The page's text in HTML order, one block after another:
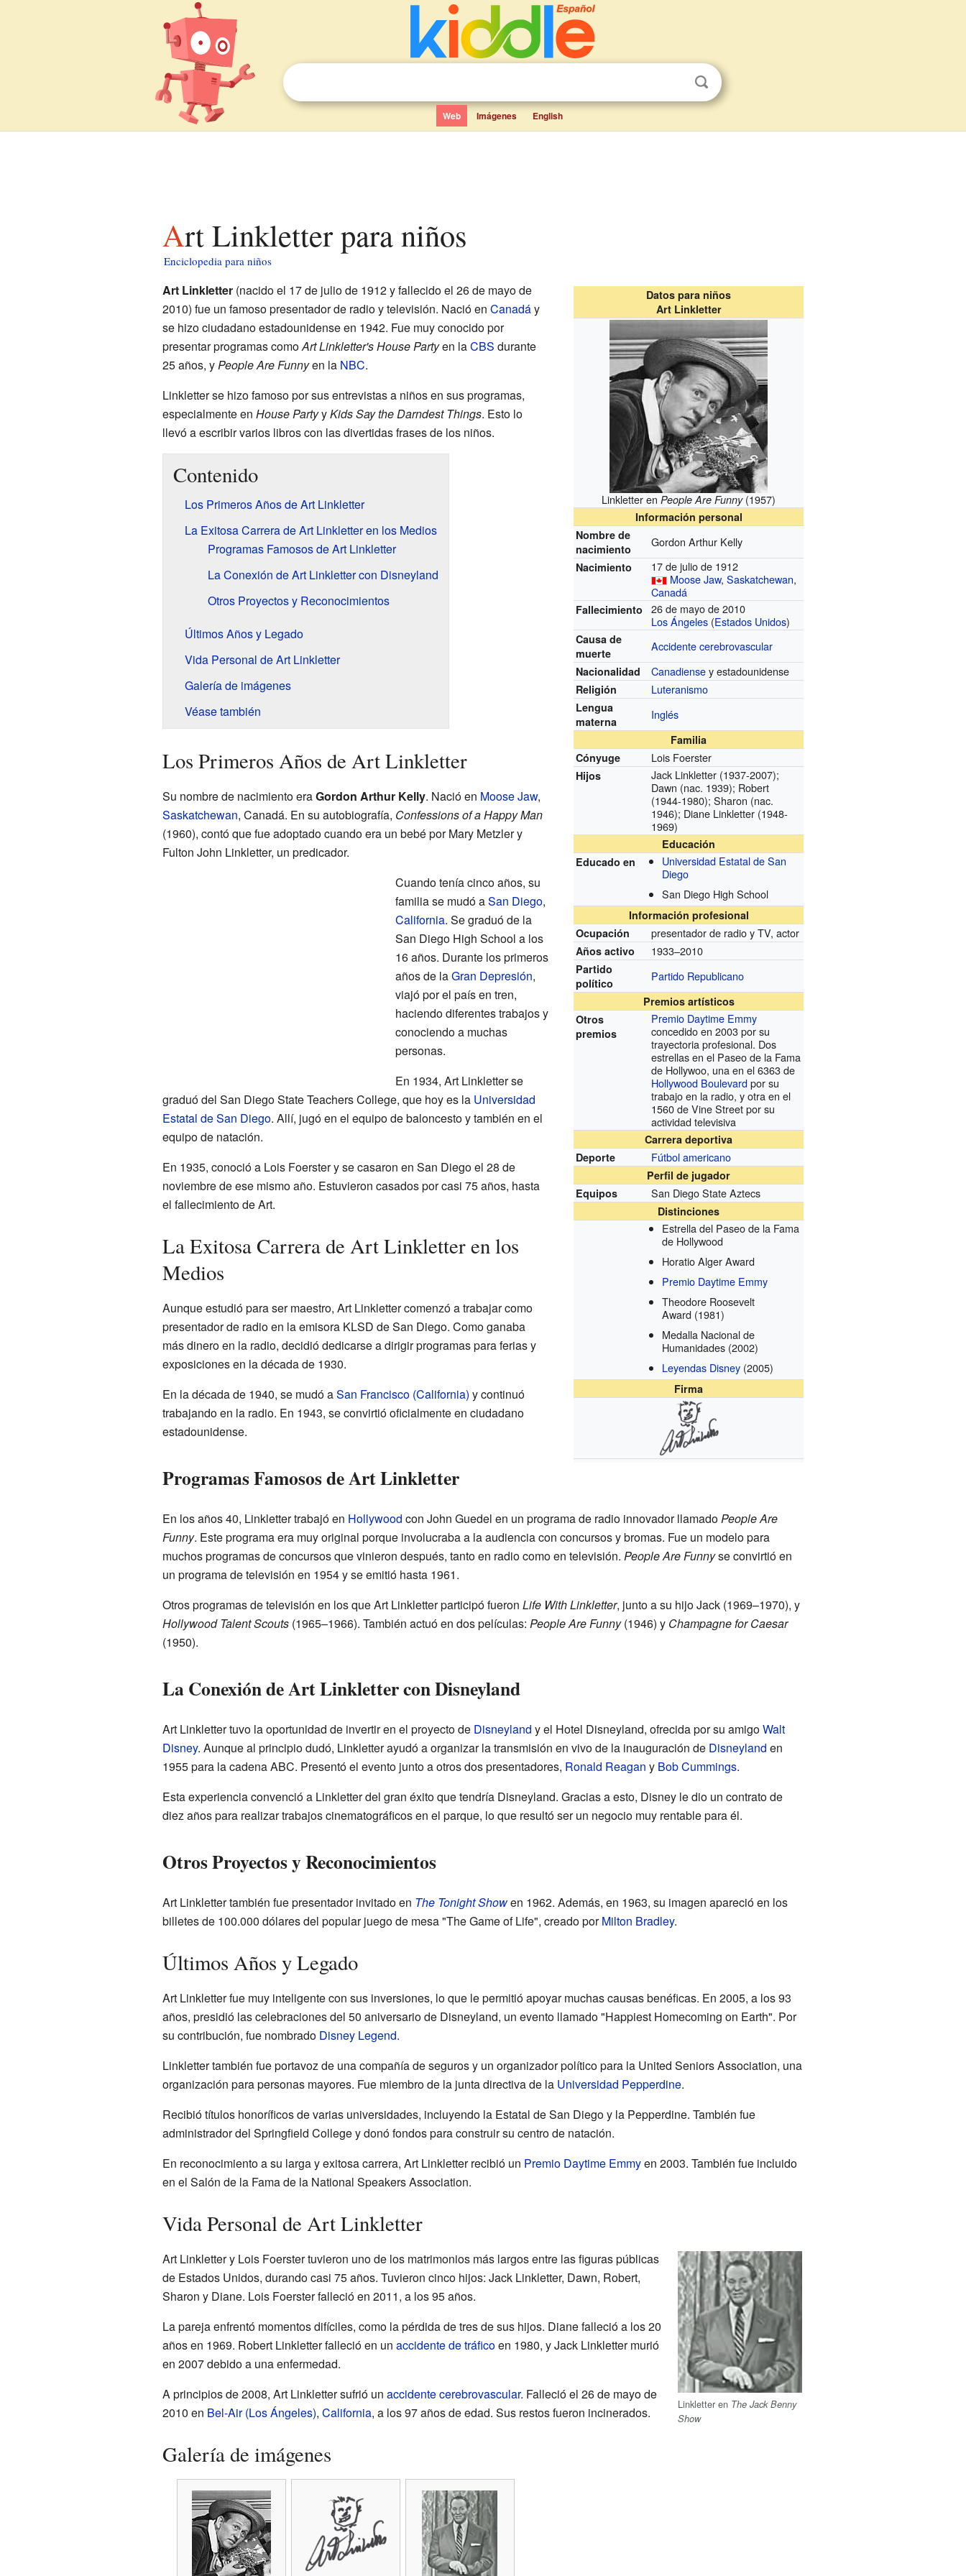
Web Imágenes English
Art Linkletter para niños
Enciclopedia para niños
Datos para niños
Art Linkletter
Linkletter enPeople Are Funny(1957)
Información personal
Nombre de
nacimiento
Gordon Arthur Kelly
Nacimiento
17 de julio de 1912
Moose Jaw,Saskatchewan,
Canadá
Fallecimiento
26 de mayo de 2010
Los Ángeles (Estados Unidos)
Causa de
muerte
Accidente cerebrovascular
Nacionalidad Canadiensey estadounidense
Religión Luteranismo
Lengua
materna
Inglés
Familia
Cónyuge
Lois Foerster
Hijos
Jack Linkletter (1937-2007);
Dawn (nac. 1939); Robert
(1944-1980); Sharon (nac.
1946); Diane Linkletter (1948-
1969)
Educación
Educado en
Universidad Estatal de San
Diego
San Diego High School
Información profesional
Ocupación
presentador de radio y TV, actor
Años activo 1933–2010
Partido
político
Partido Republicano
Premios artísticos
Otros
premios
Premio Daytime Emmy
concedido en 2003 por su
trayectoria profesional. Dos
estrellas en el Paseo de la Fama
de Hollywoo, una en el 6363 de
Hollywood Boulevardpor su
trabajo en la radio, y otra en el
1560 de Vine Street por su
actividad televisiva
Carrera deportiva
Deporte
Fútbol americano
Perfil de jugador
Equipos
San Diego State Aztecs
Distinciones
Estrella del Paseo de la Fama
de Hollywood
Horatio Alger Award
Premio Daytime Emmy
Theodore Roosevelt
Award (1981)
Medalla Nacional de
Humanidades (2002)
Leyendas Disney (2005)
Firma
Art Linkletter(nacido el 17 de julio de 1912 y fallecido el 26 de mayo de
2010) fue un famoso presentador de radio y televisión. Nació en Canadáy
se hizo ciudadano estadounidense en 1942. Fue muy conocido por
presentar programas comoArt Linkletter's House Partyen laCBS durante
25 años, yPeople Are Funnyen la NBC.
Linkletter se hizo famoso por sus entrevistas a niños en sus programas,
especialmente en House PartyyKids Say the Darndest Things. Esto lo
llevó a escribir varios libros con las divertidas frases de los niños.
Contenido
Los Primeros Años de Art Linkletter
La Exitosa Carrera de Art Linkletter en los Medios
Programas Famosos de Art Linkletter
La Conexión de Art Linkletter con Disneyland
Otros Proyectos y Reconocimientos
Últimos Años y Legado
Vida Personal de Art Linkletter
Galería de imágenes
Véase también
Los Primeros Años de Art Linkletter
Su nombre de nacimiento eraGordon Arthur Kelly. Nació en Moose Jaw,
Saskatchewan, Canadá. En su autobiografía, Confessions of a Happy Man
(1960), contó que fue adoptado cuando era un bebé por Mary Metzler y
Fulton John Linkletter, un predicador.
Cuando tenía cinco años, su
familia se mudó aSan Diego,
California. Se graduó de la
San Diego High School a los
16 años. Durante los primeros
años de laGran Depresión,
viajó por el país en tren,
haciendo diferentes trabajos y
conociendo a muchas
personas.
En 1934, Art Linkletter se
graduó del San Diego State Teachers College, que hoy es la Universidad
Estatal de San Diego. Allí, jugó en el equipo de baloncesto y también en el
equipo de natación.
En 1935, conoció a Lois Foerster y se casaron en San Diego el 28 de
noviembre de ese mismo año. Estuvieron casados por casi 75 años, hasta
el fallecimiento de Art.
La Exitosa Carrera de Art Linkletter en los
Medios
Aunque estudió para ser maestro, Art Linkletter comenzó a trabajar como
presentador de radio en la emisora KLSD de San Diego. Como ganaba
más dinero en la radio, decidió dedicarse a dirigir programas para ferias y
exposiciones en la década de 1930.
En la década de 1940, se mudó aSan Francisco (California) y continuó
trabajando en la radio. En 1943, se convirtió oficialmente en ciudadano
estadounidense.
Programas Famosos de Art Linkletter
En los años 40, Linkletter trabajó en Hollywood con John Guedel en un programa de radio innovador llamadoPeople Are
Funny. Este programa era muy original porque involucraba a la audiencia con concursos y bromas. Fue un modelo para
muchos programas de concursos que vinieron después, tanto en radio como en televisión. People Are Funnyse convirtió en
un programa de televisión en 1954 y se emitió hasta 1961.
Otros programas de televisión en los que Art Linkletter participó fueron Life With Linkletter, junto a su hijo Jack (1969–1970), y
Hollywood Talent Scouts(1965–1966). También actuó en dos películas: People Are Funny(1946) y Champagne for Caesar
(1950).
La Conexión de Art Linkletter con Disneyland
Art Linkletter tuvo la oportunidad de invertir en el proyecto de Disneyland y el Hotel Disneyland, ofrecida por su amigoWalt
Disney. Aunque al principio dudó, Linkletter ayudó a organizar la transmisión en vivo de la inauguración de Disneyland en
1955 para la cadena ABC. Presentó el evento junto a otros dos presentadores, Ronald Reagan y Bob Cummings.
Esta experiencia convenció a Linkletter del gran éxito que tendría Disneyland. Gracias a esto, Disney le dio un contrato de
diez años para realizar trabajos cinematográficos en el parque, lo que resultó ser un negocio muy rentable para él.
Otros Proyectos y Reconocimientos
Art Linkletter también fue presentador invitado en The Tonight Showen 1962. Además, en 1963, su imagen apareció en los
billetes de 100.000 dólares del popular juego de mesa "The Game of Life", creado porMilton Bradley.
Últimos Años y Legado
Art Linkletter fue muy inteligente con sus inversiones, lo que le permitió apoyar muchas causas benéficas. En 2005, a los 93
años, presidió las celebraciones del 50 aniversario de Disneyland, un evento llamado "Happiest Homecoming on Earth". Por
su contribución, fue nombrado Disney Legend.
Linkletter también fue portavoz de una compañía de seguros y un organizador político para la United Seniors Association, una
organización para personas mayores. Fue miembro de la junta directiva de la Universidad Pepperdine.
Recibió títulos honoríficos de varias universidades, incluyendo la Estatal de San Diego y la Pepperdine. También fue
administrador del Springfield College y donó fondos para construir su centro de natación.
En reconocimiento a su larga y exitosa carrera, Art Linkletter recibió un Premio Daytime Emmyen 2003. También fue incluido
en el Salón de la Fama de la National Speakers Association.
Vida Personal de Art Linkletter
Linkletter en The Jack Benny
Show
Art Linkletter y Lois Foerster tuvieron uno de los matrimonios más largos entre las figuras públicas
de Estados Unidos, durando casi 75 años. Tuvieron cinco hijos: Jack Linkletter, Dawn, Robert,
Sharon y Diane. Lois Foerster falleció en 2011, a los 95 años.
La pareja enfrentó momentos difíciles, como la pérdida de tres de sus hijos. Diane falleció a los 20
años en 1969. Robert Linkletter falleció en un accidente de tráficoen 1980, y Jack Linkletter murió
en 2007 debido a una enfermedad.
A principios de 2008, Art Linkletter sufrió un accidente cerebrovascular. Falleció el 26 de mayo de
2010 en Bel-Air (Los Ángeles), California, a los 97 años de edad. Sus restos fueron incinerados.
Galería de imágenes